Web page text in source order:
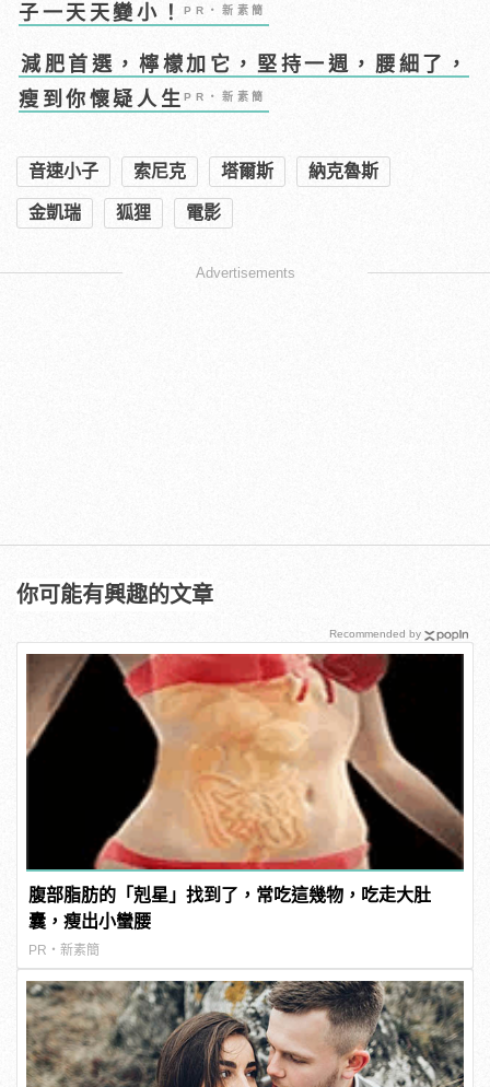
子一天天變小！PR・新素簡
減肥首選，檸檬加它，堅持一週，腰細了，
瘦到你懷疑人生PR・新素簡
音速小子 索尼克 塔爾斯 納克魯斯
金凱瑞 狐狸 電影
Advertisements
你可能有興趣的文章
腹部脂肪的「剋星」找到了，常吃這幾物，吃走大肚
囊，瘦出小蠻腰
PR・新素簡
Recommended by